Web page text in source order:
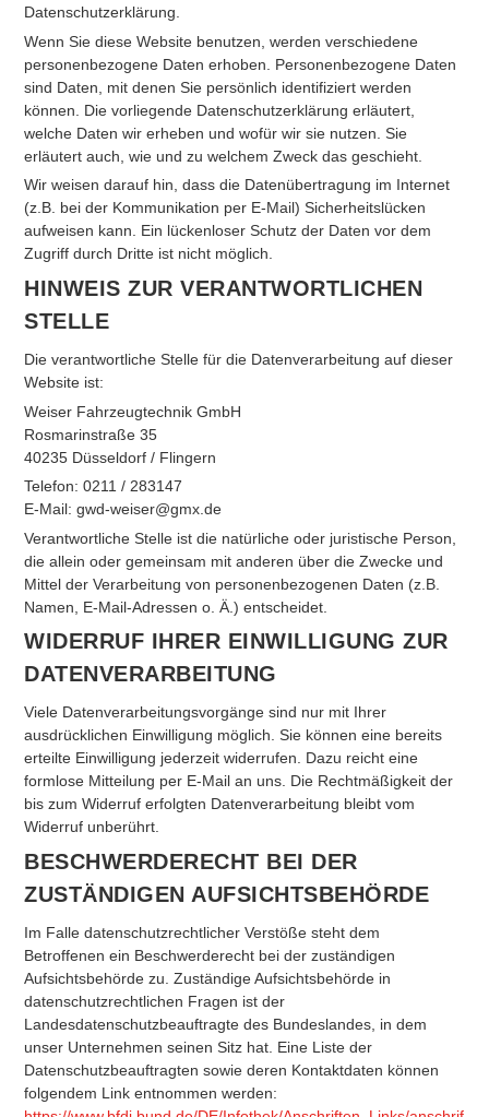
Datenschutzerklärung.
Wenn Sie diese Website benutzen, werden verschiedene
personenbezogene Daten erhoben. Personenbezogene Daten
sind Daten, mit denen Sie persönlich identifiziert werden
können. Die vorliegende Datenschutzerklärung erläutert,
welche Daten wir erheben und wofür wir sie nutzen. Sie
erläutert auch, wie und zu welchem Zweck das geschieht.
Wir weisen darauf hin, dass die Datenübertragung im Internet
(z.B. bei der Kommunikation per E-Mail) Sicherheitslücken
aufweisen kann. Ein lückenloser Schutz der Daten vor dem
Zugriff durch Dritte ist nicht möglich.
HINWEIS ZUR VERANTWORTLICHEN
STELLE
Die verantwortliche Stelle für die Datenverarbeitung auf dieser
Website ist:
Weiser Fahrzeugtechnik GmbH
Rosmarinstraße 35
40235 Düsseldorf / Flingern
Telefon: 0211 / 283147
E-Mail: gwd-weiser@gmx.de
Verantwortliche Stelle ist die natürliche oder juristische Person,
die allein oder gemeinsam mit anderen über die Zwecke und
Mittel der Verarbeitung von personenbezogenen Daten (z.B.
Namen, E-Mail-Adressen o. Ä.) entscheidet.
WIDERRUF IHRER EINWILLIGUNG ZUR
DATENVERARBEITUNG
Viele Datenverarbeitungsvorgänge sind nur mit Ihrer
ausdrücklichen Einwilligung möglich. Sie können eine bereits
erteilte Einwilligung jederzeit widerrufen. Dazu reicht eine
formlose Mitteilung per E-Mail an uns. Die Rechtmäßigkeit der
bis zum Widerruf erfolgten Datenverarbeitung bleibt vom
Widerruf unberührt.
BESCHWERDERECHT BEI DER
ZUSTÄNDIGEN AUFSICHTSBEHÖRDE
Im Falle datenschutzrechtlicher Verstöße steht dem
Betroffenen ein Beschwerderecht bei der zuständigen
Aufsichtsbehörde zu. Zuständige Aufsichtsbehörde in
datenschutzrechtlichen Fragen ist der
Landesdatenschutzbeauftragte des Bundeslandes, in dem
unser Unternehmen seinen Sitz hat. Eine Liste der
Datenschutzbeauftragten sowie deren Kontaktdaten können
folgendem Link entnommen werden: